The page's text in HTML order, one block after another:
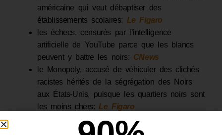
américaine qui veut débaptiser des
établissements scolaires: Le Figaro
les échecs, censurés par l’intelligence
artificielle de YouTube parce que les blancs
peuvent y battre les noirs: CNews
le Monopoly, accusé de véhiculer des clichés
racistes hérités de la ségrégation des Noirs
aux États-Unis, puisque les quartiers noirs sont
les moins chers:Le Figaro
l’enseignement des mathématiques, expression
du suprémacisme blanc (et si vous ne